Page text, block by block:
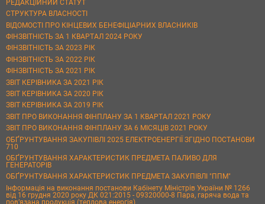
РЕДАКЦІЙНИЙ СТАТУТ
СТРУКТУРА ВЛАСНОСТІ
ВІДОМОСТІ ПРО КІНЦЕВИХ БЕНЕФІЦІАРНИХ ВЛАСНИКІВ
ФІНЗВІТНІСТЬ ЗА 1 КВАРТАЛ 2024 РОКУ
ФІНЗВІТНІСТЬ ЗА 2023 РІК
ФІНЗВІТНІСТЬ ЗА 2022 РІК
ФІНЗВІТНІСТЬ ЗА 2021 РІК
ЗВІТ КЕРІВНИКА ЗА 2021 РІК
ЗВІТ КЕРІВНИКА ЗА 2020 РІК
ЗВІТ КЕРІВНИКА ЗА 2019 РІК
ЗВІТ ПРО ВИКОНАННЯ ФІНПЛАНУ ЗА 1 КВАРТАЛ 2021 РОКУ
ЗВІТ ПРО ВИКОНАННЯ ФІНПЛАНУ ЗА 6 МІСЯЦІВ 2021 РОКУ
ОБҐРУНТУВАННЯ ЗАКУПІВЛІ 2025 ЕЛЕКТРОЕНЕРГІЇ ЗГІДНО ПОСТАНОВИ
710
ОБҐРУНТУВАННЯ ХАРАКТЕРИСТИК ПРЕДМЕТА ПАЛИВО ДЛЯ
ГЕНЕРАТОРІВ
ОБҐРУНТУВАННЯ ХАРАКТЕРИСТИК ПРЕДМЕТА ЗАКУПІВЛІ "ППМ"
Інформація на виконання постанови Кабінету Міністрів України № 1266
від 16 грудня 2020 року ДК 021:2015 - 09320000-8 Пара, гаряча вода та
пов’язана продукція (теплова енергія)